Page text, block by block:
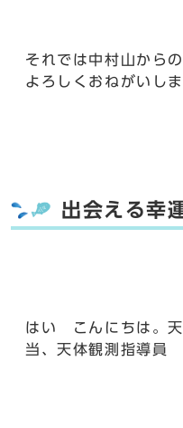
それでは中村山から
よろしくおねがいしま
出会える幸
はい こんにちは。
当、天体観測指導員